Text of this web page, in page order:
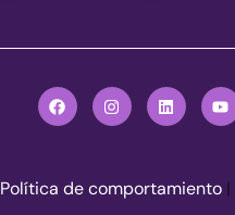
Política de comportamiento|